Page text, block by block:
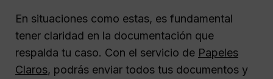
En situaciones como estas, es fundamental
tener claridad en la documentación que
respalda tu caso. Con el servicio de Papeles
Claros, podrás enviar todos tus documentos y